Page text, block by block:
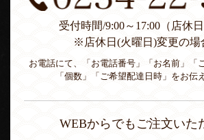
受付時間/9:00～17:00（店休日
※店休日(火曜日)変更の場
お電話にて、「お電話番号」「お名前」「
「個数」「ご希望配達日時」をお伝
WEBからでもご注文いた